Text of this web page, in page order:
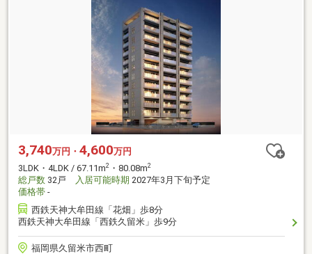
3,740万円・ 4,600万円
3LDK・4LDK / 67.11m2 ・80.08m2
総戸数 32戸 入居可能時期 2027年3月下旬予定
価格帯 -
西鉄天神大牟田線「花畑」歩8分
西鉄天神大牟田線「西鉄久留米」歩9分
福岡県久留米市西町